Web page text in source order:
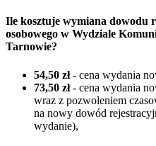
Ile kosztuje wymiana dowodu
osobowego w Wydziale
Tarnowie?
54,50 zł- cena wydania
73,50 zł- cena wydania
wraz z pozwoleniem
na nowy dowód
wydanie),